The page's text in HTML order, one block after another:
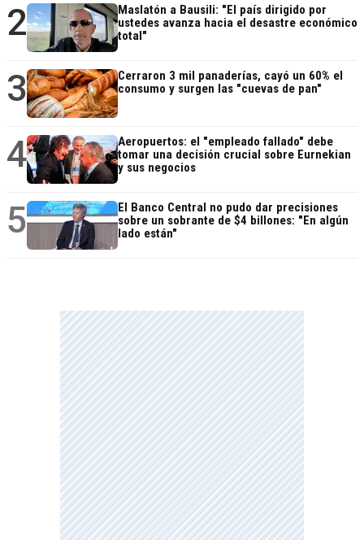
2
Maslatón a Bausili: "El país dirigido por
ustedes avanza hacia el desastre económico
total"
3
Cerraron 3 mil panaderías, cayó un 60% el
consumo y surgen las "cuevas de pan"
4
Aeropuertos: el "empleado fallado" debe
tomar una decisión crucial sobre Eurnekian
y sus negocios
5
El Banco Central no pudo dar precisiones
sobre un sobrante de $4 billones: "En algún
lado están"